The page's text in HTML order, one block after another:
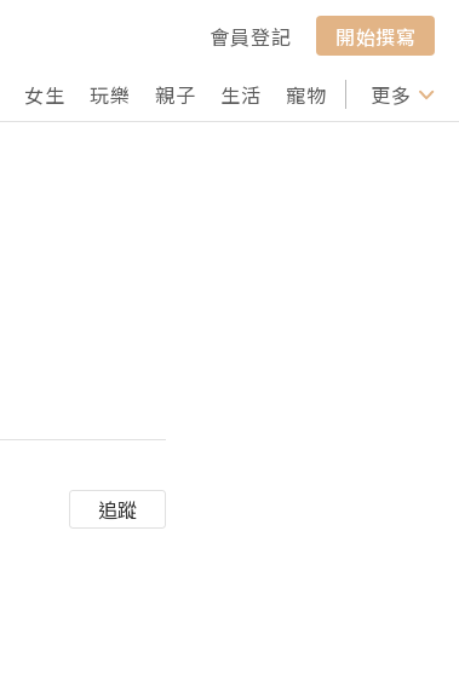
會員登記
開始撰寫
女生 玩樂 親子 生活 寵物 行山 打卡
更多
追蹤